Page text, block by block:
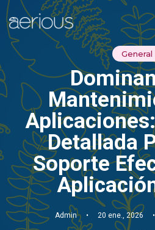
General
Detallada
Soporte
Admin • 20 ene., 2026 •